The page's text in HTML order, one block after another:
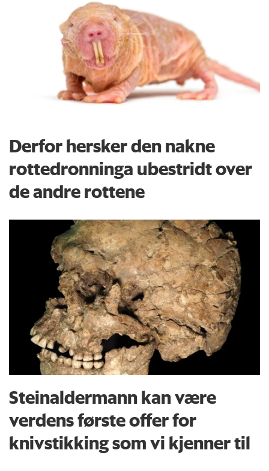
Derfor hersker den nakne
rottedronninga ubestridt over
de andre rottene
Steinaldermann kan være
verdens første offer for
knivstikking som vi kjenner til